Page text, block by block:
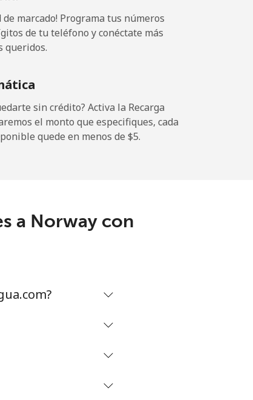
-
-
-
de marcado! Programa tus números
de tu teléfono y conéctate más
queridos.
sin crédito? Activa la Recarga
el monto que especifiques, cada
quede en menos de ⁦$5⁩.
a Norway con